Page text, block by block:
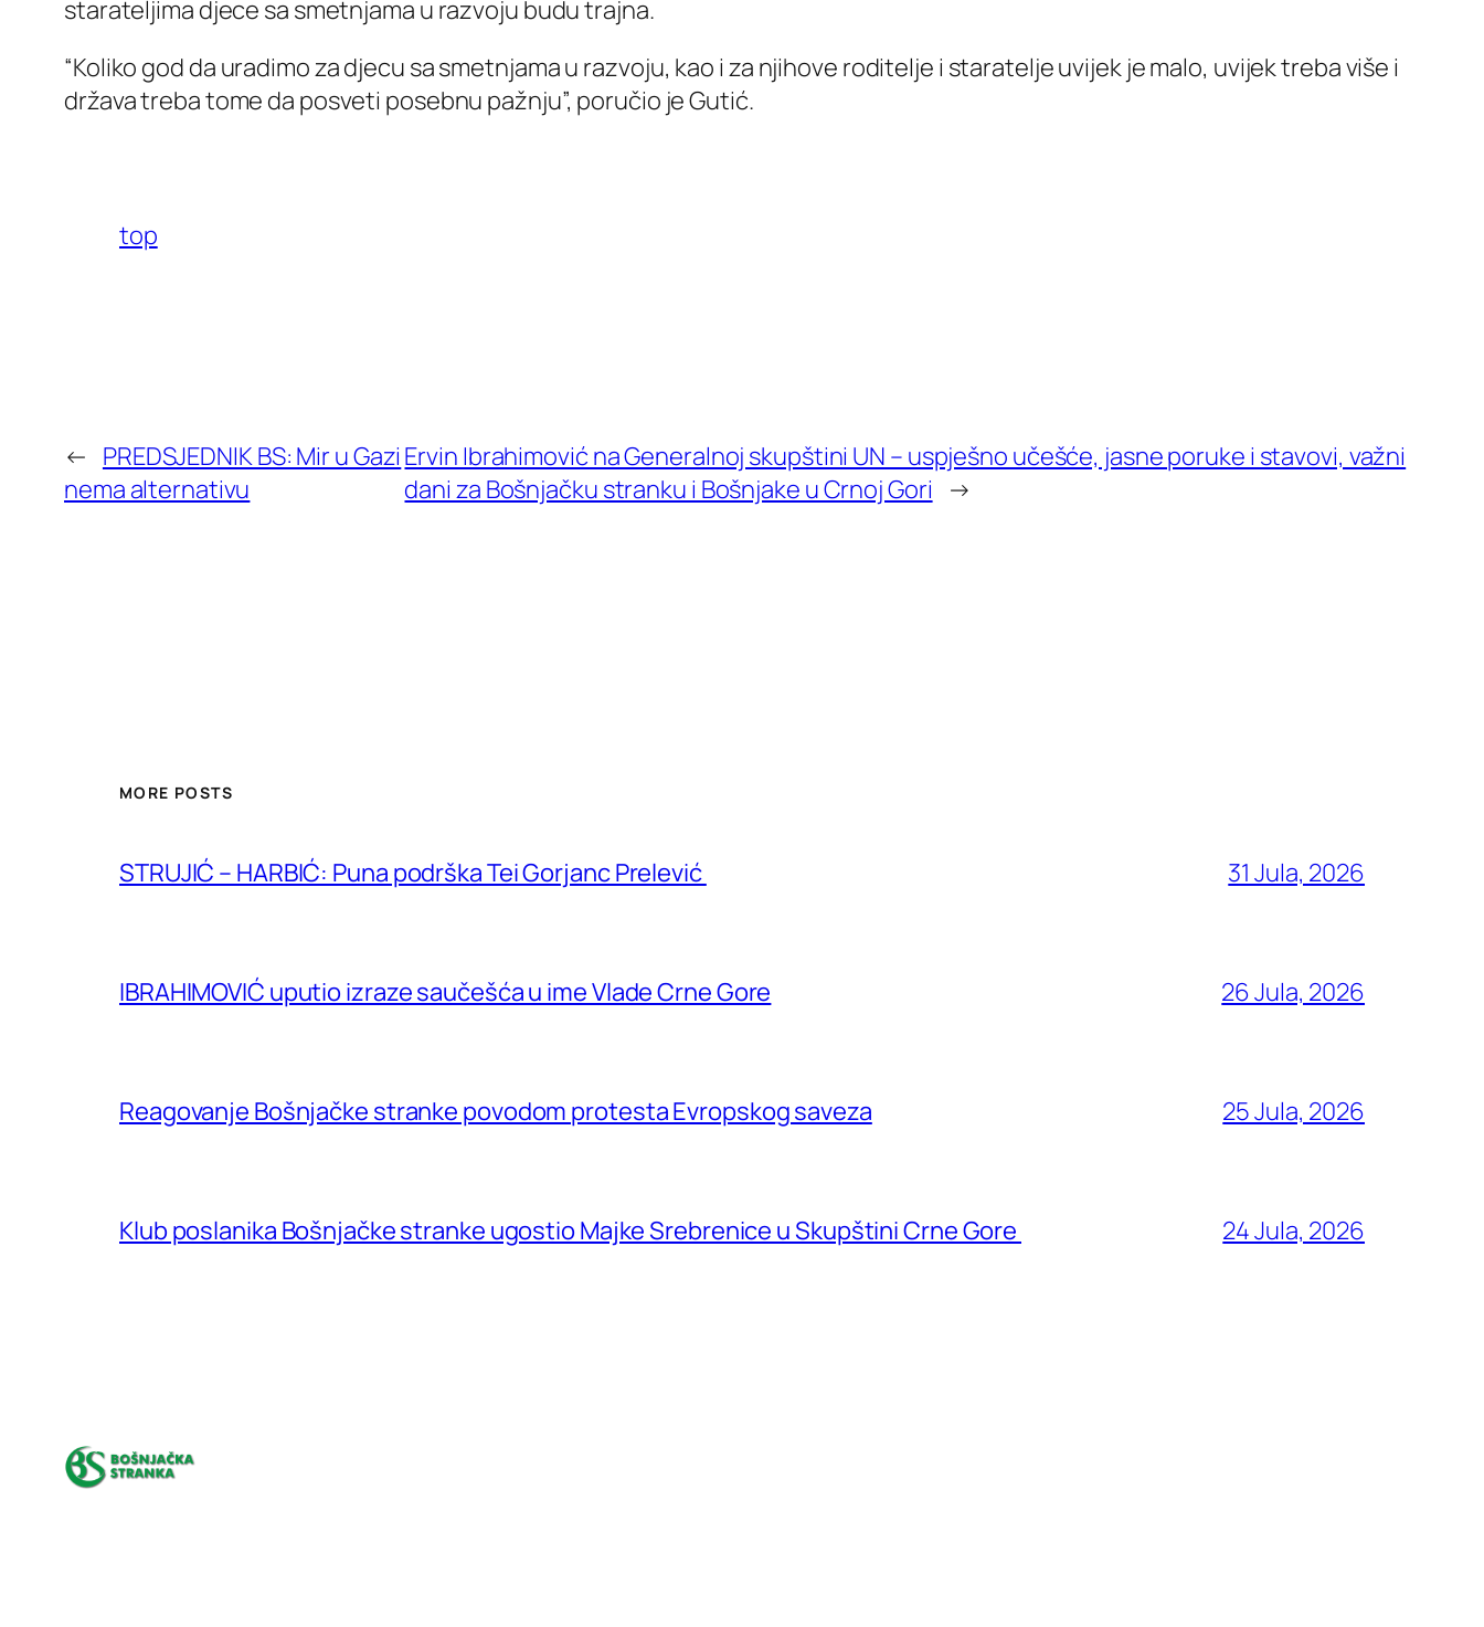
starateljima djece sa smetnjama u razvoju budu trajna.
“Koliko god da uradimo za djecu sa smetnjama u razvoju, kao i za njihove roditelje i staratelje uvijek je malo, uvijek treba više i
država treba tome da posveti posebnu pažnju”, poručio je Gutić.
top
← PREDSJEDNIK BS: Mir u Gazi
nema alternativu
Ervin Ibrahimović na Generalnoj skupštini UN – uspješno učešće, jasne poruke i stavovi, važni
dani za Bošnjačku stranku i Bošnjake u Crnoj Gori →
MORE POSTS
STRUJIĆ – HARBIĆ: Puna podrška Tei Gorjanc Prelević 31 Jula, 2026
IBRAHIMOVIĆ uputio izraze saučešća u ime Vlade Crne Gore 26 Jula, 2026
Reagovanje Bošnjačke stranke povodom protesta Evropskog saveza 25 Jula, 2026
Klub poslanika Bošnjačke stranke ugostio Majke Srebrenice u Skupštini Crne Gore 24 Jula, 2026